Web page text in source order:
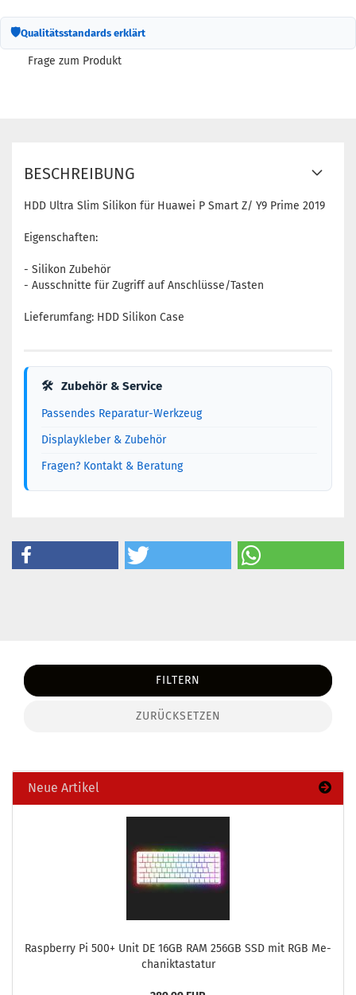
🛡Qualitätsstandards erklärt
Frage zum Produkt
BESCHREIBUNG
HDD Ultra Slim Silikon für Huawei P Smart Z/ Y9 Prime 2019
Eigenschaften:
- Silikon Zubehör
- Ausschnitte für Zugriff auf Anschlüsse/Tasten
Lieferumfang: HDD Silikon Case
🛠 Zubehör & Service
Passendes Reparatur-Werkzeug
Displaykleber & Zubehör
Fragen? Kontakt & Beratung
FILTERN
ZURÜCKSETZEN
Neue Artikel
Raspber­ry Pi 500+ Unit DE 16GB RAM 256GB SSD mit RGB Me­
cha­nik­tas­ta­tur